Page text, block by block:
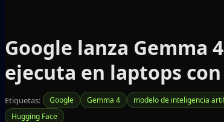
Google lanza
ejecuta en laptops con
Etiquetas: Google Gemma 4 modelo de inteligencia
Hugging Face